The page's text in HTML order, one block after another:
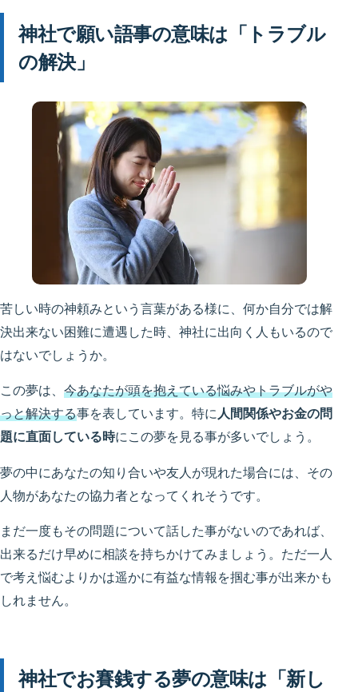
神社で願い語事の意味は「トラブル
の解決」
苦しい時の神頼みという言葉がある様に、何か自分では解
決出来ない困難に遭遇した時、神社に出向く人もいるので
はないでしょうか。
この夢は、 今あなたが頭を抱えている悩みやトラブルがや
っと解決する事を表しています。特に人間関係やお金の問
題に直面している時にこの夢を見る事が多いでしょう。
夢の中にあなたの知り合いや友人が現れた場合には、その
人物があなたの協力者となってくれそうです。
まだ一度もその問題について話した事がないのであれば、
出来るだけ早めに相談を持ちかけてみましょう。ただ一人
で考え悩むよりかは遥かに有益な情報を掴む事が出来かも
しれません。
神社でお賽銭する夢の意味は「新し